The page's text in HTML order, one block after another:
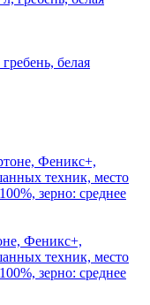
белая
Феникс+,
техник, место
зерно: среднее